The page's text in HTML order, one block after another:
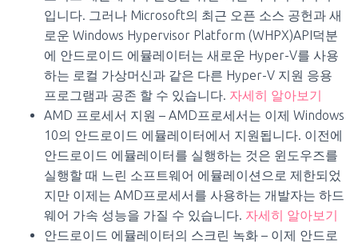
입니다. 그러나 Microsoft의 최근 오픈 소스 공헌과 새
로운 Windows Hypervisor Platform (WHPX)API덕분
에 안드로이드 에뮬레이터는 새로운 Hyper-V를 사용
하는 로컬 가상머신과 같은 다른 Hyper-V 지원 응용
프로그램과 공존 할 수 있습니다. 자세히 알아보기
AMD 프로세서 지원 – AMD프로세서는 이제 Windows
10의 안드로이드 에뮬레이터에서 지원됩니다. 이전에
안드로이드 에뮬레이터를 실행하는 것은 윈도우즈를
실행할 때 느린 소프트웨어 에뮬레이션으로 제한되었
지만 이제는 AMD프로세서를 사용하는 개발자는 하드
웨어 가속 성능을 가질 수 있습니다. 자세히 알아보기
안드로이드 에뮬레이터의 스크린 녹화 – 이제 안드로